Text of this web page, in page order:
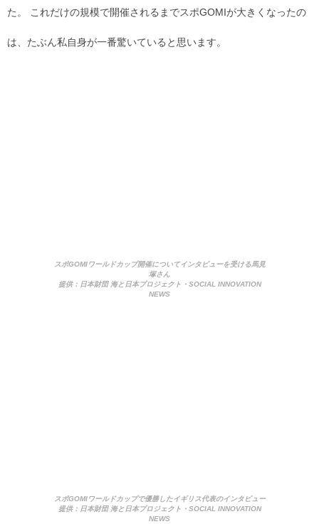
た。 これだけの規模で開催されるまでスポGOMIが大きくなったの
は、たぶん私自身が一番驚いていると思います。
スポGOMIワールドカップ開催についてインタビューを受ける馬見
塚さん
提供：日本財団 海と日本プロジェクト・SOCIAL INNOVATION
NEWS
スポGOMIワールドカップで優勝したイギリス代表のインタビュー
提供：日本財団 海と日本プロジェクト・SOCIAL INNOVATION
NEWS